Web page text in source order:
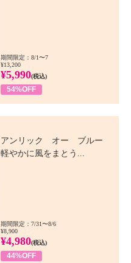
期間限定：8/1〜7
¥13,200
¥5,990(税込)
54%OFF
アンリック オー ブルー
軽やかに風をまとう...
期間限定：7/31〜8/6
¥8,900
¥4,980(税込)
44%OFF